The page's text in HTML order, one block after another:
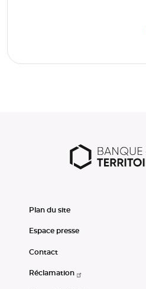
Plan du site
Espace presse
Contact
Réclamation